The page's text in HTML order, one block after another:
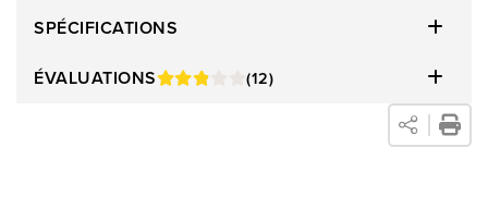
SPÉCIFICATIONS
ÉVALUATIONS
(12)